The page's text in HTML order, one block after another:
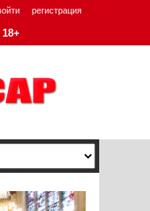
регистрация
18+